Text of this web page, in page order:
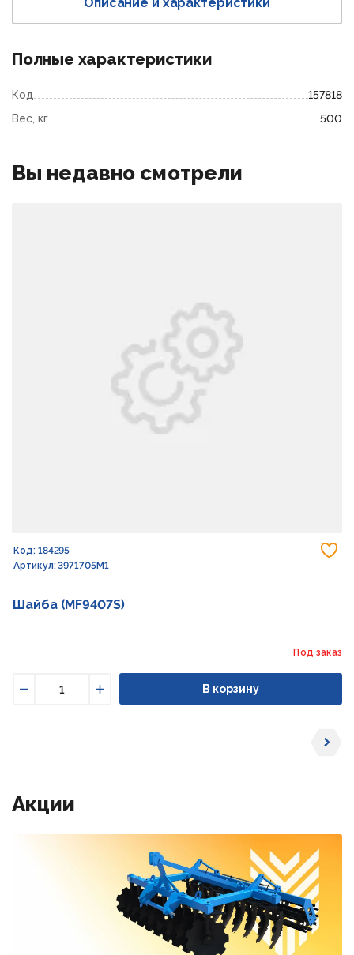
Полные характеристики
Код
157818
Вес, кг
500
Вы недавно смотрели
Код: 184295
Артикул: 3971705M1
Шайба (MF9407S)
Под заказ
Увеличить
В корзину
Акции